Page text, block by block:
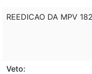
REEDICAO DA MPV
Veto: